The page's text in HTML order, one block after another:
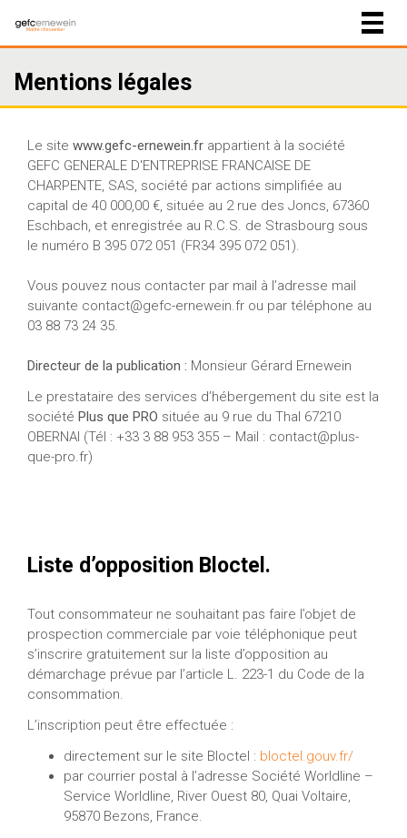
Mentions légales
Le site www.gefc-ernewein.fr appartient à la société
GEFC GENERALE D'ENTREPRISE FRANCAISE DE
CHARPENTE, SAS, société par actions simplifiée au
capital de 40 000,00 €, située au 2 rue des Joncs, 67360
Eschbach, et enregistrée au R.C.S. de Strasbourg sous
le numéro B 395 072 051 (FR34 395 072 051).
Vous pouvez nous contacter par mail à l’adresse mail
suivante contact@gefc-ernewein.fr ou par téléphone au
03 88 73 24 35.
Directeur de la publication : Monsieur Gérard Ernewein
Le prestataire des services d’hébergement du site est la
société Plus que PRO située au 9 rue du Thal 67210
OBERNAI (Tél : +33 3 88 953 355 – Mail : contact@plus-
que-pro.fr)
Liste d’opposition Bloctel.
Tout consommateur ne souhaitant pas faire l’objet de
prospection commerciale par voie téléphonique peut
s’inscrire gratuitement sur la liste d’opposition au
démarchage prévue par l’article L. 223-1 du Code de la
consommation.
L’inscription peut être effectuée :
directement sur le site Bloctel : bloctel.gouv.fr/
par courrier postal à l’adresse Société Worldline –
Service Worldline, River Ouest 80, Quai Voltaire,
95870 Bezons, France.